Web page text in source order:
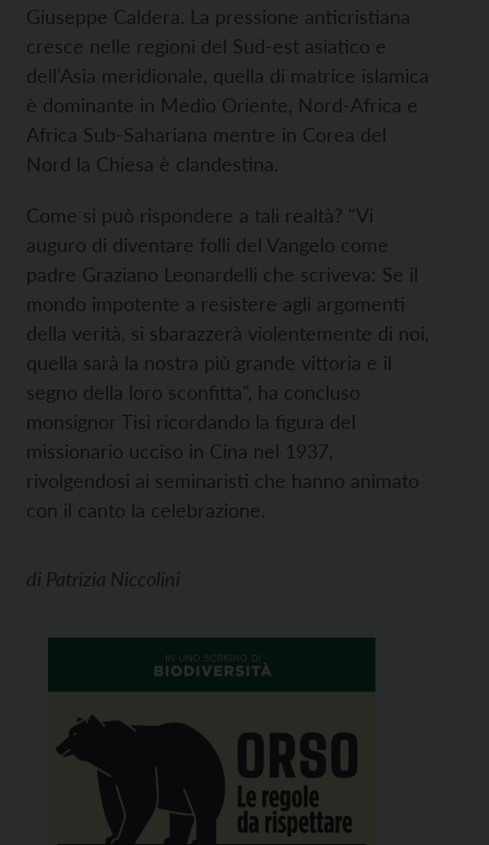
Giuseppe Caldera. La pressione anticristiana
cresce nelle regioni del Sud-est asiatico e
dell'Asia meridionale, quella di matrice islamica
è dominante in Medio Oriente, Nord-Africa e
Africa Sub-Sahariana mentre in Corea del
Nord la Chiesa è clandestina.
Come si può rispondere a tali realtà? "Vi
auguro di diventare folli del Vangelo come
padre Graziano Leonardelli che scriveva: Se il
mondo impotente a resistere agli argomenti
della verità, si sbarazzerà violentemente di noi,
quella sarà la nostra più grande vittoria e il
segno della loro sconfitta", ha concluso
monsignor Tisi ricordando la figura del
missionario ucciso in Cina nel 1937,
rivolgendosi ai seminaristi che hanno animato
con il canto la celebrazione.
di Patrizia Niccolini